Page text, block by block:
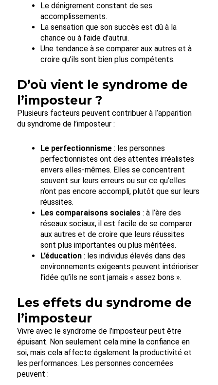
Le dénigrement constant de ses
accomplissements.
La sensation que son succès est dû à la
chance ou à l’aide d’autrui.
Une tendance à se comparer aux autres et à
croire qu’ils sont bien plus compétents.
D’où vient le syndrome de
l’imposteur ?
Plusieurs facteurs peuvent contribuer à l’apparition
du syndrome de l’imposteur :
Le perfectionnisme : les personnes
perfectionnistes ont des attentes irréalistes
envers elles-mêmes. Elles se concentrent
souvent sur leurs erreurs ou sur ce qu’elles
n’ont pas encore accompli, plutôt que sur leurs
réussites.
Les comparaisons sociales : à l’ère des
réseaux sociaux, il est facile de se comparer
aux autres et de croire que leurs réussites
sont plus importantes ou plus méritées.
L’éducation : les individus élevés dans des
environnements exigeants peuvent intérioriser
l’idée qu’ils ne sont jamais « assez bons ».
Les effets du syndrome de
l’imposteur
Vivre avec le syndrome de l’imposteur peut être
épuisant. Non seulement cela mine la confiance en
soi, mais cela affecte également la productivité et
les performances. Les personnes concernées
peuvent :